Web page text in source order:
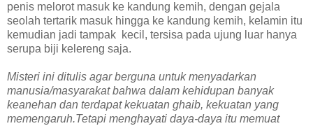
penis melorot masuk ke kandung kemih, dengan gejala
seolah tertarik masuk hingga ke kandung kemih, kelamin itu
kemudian jadi tampak kecil, tersisa pada ujung luar hanya
serupa biji kelereng saja.
Misteri ini ditulis agar berguna untuk menyadarkan
manusia/masyarakat bahwa dalam kehidupan banyak
keanehan dan terdapat kekuatan ghaib, kekuatan yang
memengaruh.Tetapi menghayati daya-daya itu memuat